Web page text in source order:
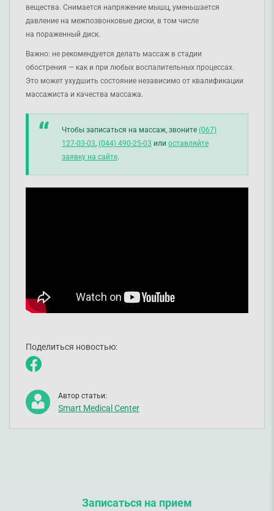
вещества. Снимается напряжение мышц, уменьшается
давление на межпозвонковые диски, в том числе
на пораженный диск.
Важно: не рекомендуется делать массаж в стадии
обострения — как и при любых воспалительных процессах.
Это может ухудшить состояние независимо от квалификации
массажиста и качества массажа.
Чтобы записаться на массаж, звоните (067)
127-03-03 (044) 490-25-03 или оставляйте
заявку на сайте.
Поделиться новостью:
Автор статьи:
Smart Medical Center
Записаться на прием